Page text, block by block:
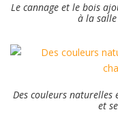
Le cannage et le bois
à la
Des couleurs naturelles
et